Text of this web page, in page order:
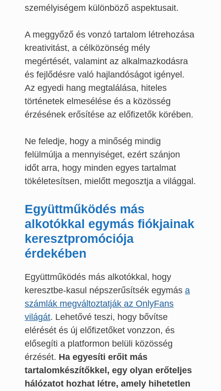
személyiségem különböző aspektusait.
A meggyőző és vonzó tartalom létrehozása
kreativitást, a célközönség mély
megértését, valamint az alkalmazkodásra
és fejlődésre való hajlandóságot igényel.
Az egyedi hang megtalálása, hiteles
történetek elmesélése és a közösség
érzésének erősítése az előfizetők körében.
Ne feledje, hogy a minőség mindig
felülmúlja a mennyiséget, ezért szánjon
időt arra, hogy minden egyes tartalmat
tökéletesítsen, mielőtt megosztja a világgal.
Együttműködés más
alkotókkal egymás fiókjainak
keresztpromóciója
érdekében
Együttműködés más alkotókkal, hogy
keresztbe-kasul népszerűsítsék egymás a
számlák megváltoztatják az OnlyFans
világát. Lehetővé teszi, hogy bővítse
elérését és új előfizetőket vonzzon, és
elősegíti a platformon belüli közösség
érzését. Ha egyesíti erőit más
tartalomkészítőkkel, egy olyan erőteljes
hálózatot hozhat létre, amely hihetetlen